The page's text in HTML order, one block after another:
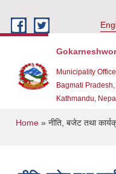
Municipality Office
Bagmati
Kathmandu, Nepal
You are here
Home » नीति, बजेट तथा